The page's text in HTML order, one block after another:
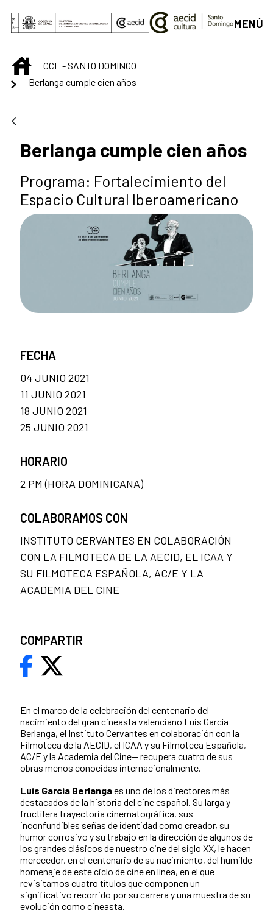
Saltar al contenido principal
MENÚ
INICIOCCE - SANTO DOMINGO
Berlanga cumple cien años
Berlanga cumple cien años
Programa: Fortalecimiento del
Espacio Cultural Iberoamericano
En el marco de la celebración del centenario del
nacimiento del gran cineasta valenciano Luis García
Berlanga, el Instituto Cervantes en colaboración con la
Filmoteca de la AECID, el ICAA y su Filmoteca Española,
AC/E y la Academia del Cine— recupera cuatro de sus
obras menos conocidas internacionalmente.
Luis García Berlangaes uno de los directores más
destacados de la historia del cine español. Su larga y
fructífera trayectoria cinematográfica, sus
inconfundibles señas de identidad como creador, su
humor corrosivo y su trabajo en la dirección de algunos de
los grandes clásicos de nuestro cine del siglo XX, le hacen
merecedor, en el centenario de su nacimiento, del humilde
homenaje de este ciclo de cine en línea, en el que
revisitamos cuatro títulos que componen un
significativo recorrido por su carrera y una muestra de su
evolución como cineasta.
FECHA
04 JUNIO 2021
11 JUNIO 2021
18 JUNIO 2021
25 JUNIO 2021
HORARIO
2 PM (HORA DOMINICANA)
COLABORAMOS CON
INSTITUTO CERVANTES EN COLABORACIÓN
CON LA FILMOTECA DE LA AECID, EL ICAA Y
SU FILMOTECA ESPAÑOLA, AC/E Y LA
ACADEMIA DEL CINE
COMPARTIR